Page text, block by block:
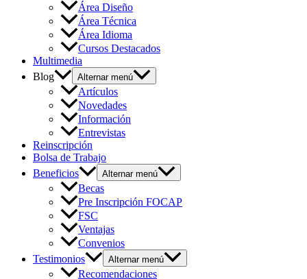
Área Diseño
Área Técnica
Área Idioma
Cursos Destacados
Multimedia
Blog
Alternar menú
Artículos
Novedades
Información
Entrevistas
Reinscripción
Bolsa de Trabajo
Beneficios
Alternar menú
Becas
Pre Inscripción FOCAP
FSC
Ventajas
Convenios
Testimonios
Alternar menú
Recomendaciones